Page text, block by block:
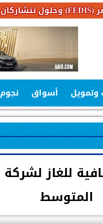
وتمويل أسواق نجوم
المتوسط